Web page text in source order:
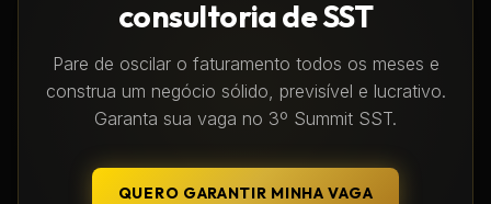
consultoria de SST
Pare de oscilar o faturamento todos os meses e
construa um negócio sólido, previsível e lucrativo.
Garanta sua vaga no 3º Summit SST.
QUERO GARANTIR MINHA VAGA